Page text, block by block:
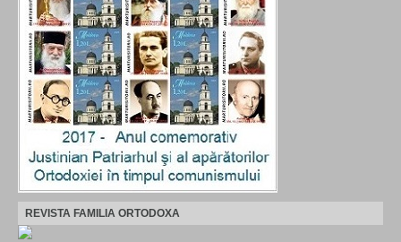
REVISTA FAMILIA ORTODOXA